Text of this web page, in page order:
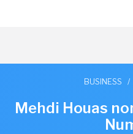
BUSINESS /
Mehdi Houas